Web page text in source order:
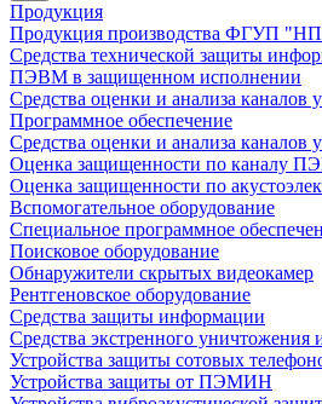
Продукция
Продукция производства ФГУП
Средства технической защиты
ПЭВМ в защищенном исполнении
Средства оценки и анализа каналов
Программное обеспечение
Средства оценки и анализа каналов
Оценка защищенности по каналу
Оценка защищенности по
Вспомогательное оборудование
Специальное программное
Поисковое оборудование
Обнаружители скрытых видеокамер
Рентгеновское оборудование
Средства защиты информации
Средства экстренного уничтожения
Устройства защиты сотовых
Устройства защиты от ПЭМИН